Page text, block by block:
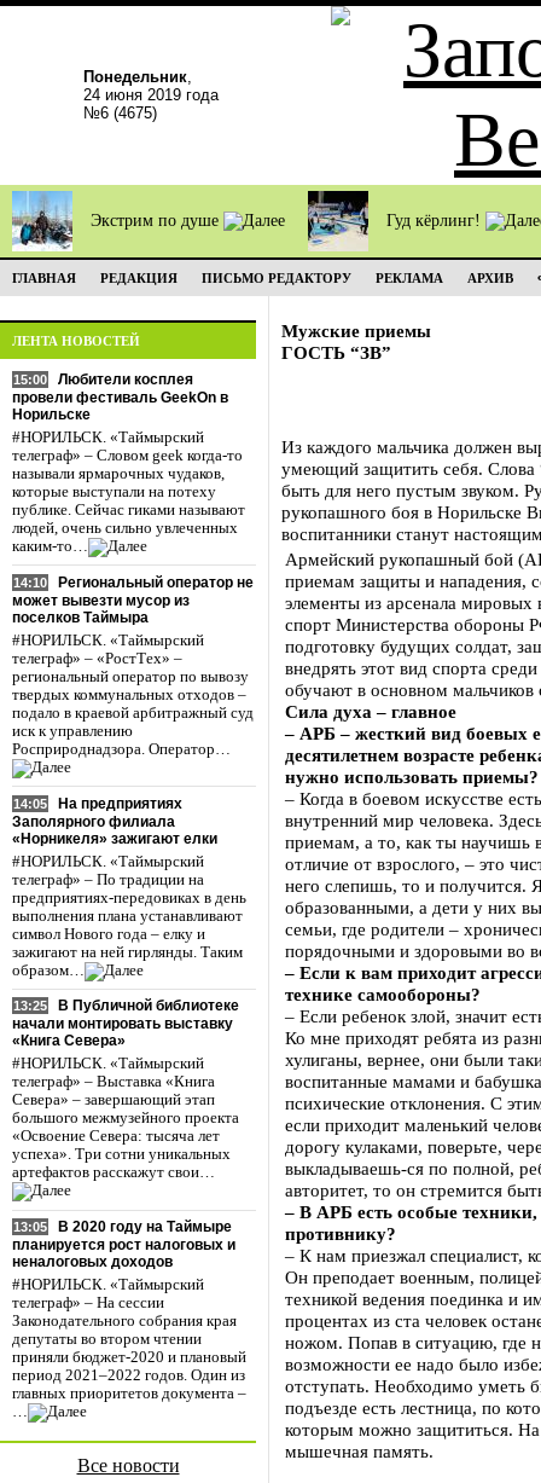
Понедельник,
24 июня 2019 года
№6 (4675)
Экстрим по душе Гуд кёрлинг!
ГЛАВНАЯ РЕДАКЦИЯ ПИСЬМО РЕДАКТОРУ РЕКЛАМА АРХИВ
ЛЕНТА НОВОСТЕЙ
15:00
Любители косплея
провели фестиваль GeekOn в
Норильске
#НОРИЛЬСК. «Таймырский
телеграф» – Словом geek когда-то
называли ярмарочных чудаков,
которые выступали на потеху
публике. Сейчас гиками называют
людей, очень сильно увлеченных
каким-то…
14:10
Региональный оператор не
может вывезти мусор из
поселков Таймыра
#НОРИЛЬСК. «Таймырский
телеграф» – «РостТех» –
региональный оператор по вывозу
твердых коммунальных отходов –
подало в краевой арбитражный суд
иск к управлению
Росприроднадзора. Оператор…
14:05
На предприятиях
Заполярного филиала
«Норникеля» зажигают елки
#НОРИЛЬСК. «Таймырский
телеграф» – По традиции на
предприятиях-передовиках в день
выполнения плана устанавливают
символ Нового года – елку и
зажигают на ней гирлянды. Таким
образом…
13:25
В Публичной библиотеке
начали монтировать выставку
«Книга Севера»
#НОРИЛЬСК. «Таймырский
телеграф» – Выставка «Книга
Севера» – завершающий этап
большого межмузейного проекта
«Освоение Севера: тысяча лет
успеха». Три сотни уникальных
артефактов расскажут свои…
13:05
В 2020 году на Таймыре
планируется рост налоговых и
неналоговых доходов
#НОРИЛЬСК. «Таймырский
телеграф» – На сессии
Законодательного собрания края
депутаты во втором чтении
приняли бюджет-2020 и плановый
период 2021–2022 годов. Один из
главных приоритетов документа –
…
Все новости
Мужские приемы
ГОСТЬ “ЗВ”
Из каждого мальчика должен
умеющий защитить себя. Слова
быть для него пустым звуком.
рукопашного боя в Норильске
воспитанники станут
Армейский рукопашный бой
приемам защиты и нападения,
элементы из арсенала
спорт Министерства обороны
подготовку будущих солдат,
внедрять этот вид спорта
обучают в основном мальчиков
Сила духа – главное
– АРБ – жесткий вид боевых
десятилетнем возрасте
нужно использовать приемы?
– Когда в боевом искусстве
внутренний мир человека.
приемам, а то, как ты научишь
отличие от взрослого, – это
него слепишь, то и
образованными, а дети у них
семьи, где родители –
порядочными и здоровыми во
– Если к вам приходит
технике самообороны?
– Если ребенок злой, значит
Ко мне приходят ребята из
хулиганы, вернее, они были
воспитанные мамами и
психические отклонения. С
если приходит маленький
дорогу кулаками, поверьте,
выкладываешь-ся по полной,
авторитет, то он стремится
– В АРБ есть особые
противнику?
– К нам приезжал специалист,
Он преподает военным,
техникой ведения поединка и
процентах из ста человек
ножом. Попав в ситуацию, где
возможности ее надо было
отступать. Необходимо уметь
подъезде есть лестница, по
которым можно защититься.
мышечная память.